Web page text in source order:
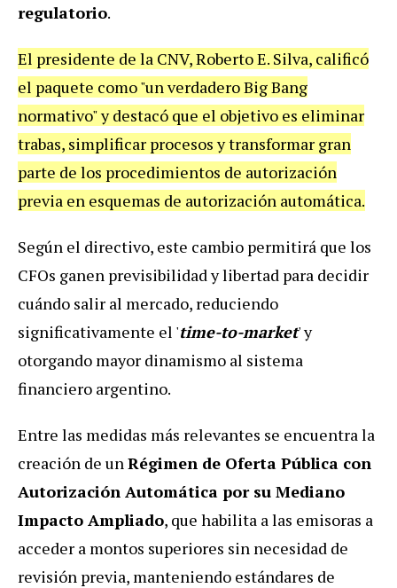
regulatorio.
El presidente de la CNV, Roberto E. Silva, calificó
el paquete como "un verdadero Big Bang
normativo" y destacó que el objetivo es eliminar
trabas, simplificar procesos y transformar gran
parte de los procedimientos de autorización
previa en esquemas de autorización automática.
Según el directivo, este cambio permitirá que los
CFOs ganen previsibilidad y libertad para decidir
cuándo salir al mercado, reduciendo
significativamente el 'time-to-market' y
otorgando mayor dinamismo al sistema
financiero argentino.
Entre las medidas más relevantes se encuentra la
creación de unRégimen de Oferta Pública con
Autorización Automática por su Mediano
Impacto Ampliado, que habilita a las emisoras a
acceder a montos superiores sin necesidad de
revisión previa, manteniendo estándares de